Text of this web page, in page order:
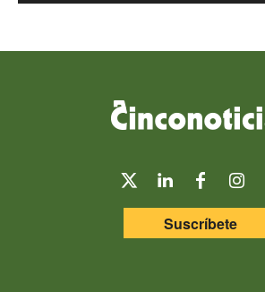
Suscríbete